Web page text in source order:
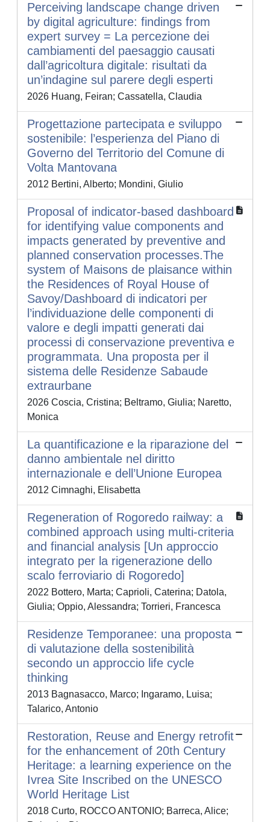
Perceiving landscape change driven
by digital agriculture: findings from
expert survey = La percezione dei
cambiamenti del paesaggio causati
dall’agricoltura digitale: risultati da
un’indagine sul parere degli esperti
2026 Huang, Feiran; Cassatella, Claudia
Progettazione partecipata e sviluppo
sostenibile: l’esperienza del Piano di
Governo del Territorio del Comune di
Volta Mantovana
2012 Bertini, Alberto; Mondini, Giulio
Proposal of indicator-based dashboard
for identifying value components and
impacts generated by preventive and
planned conservation processes.The
system of Maisons de plaisance within
the Residences of Royal House of
Savoy/Dashboard di indicatori per
l’individuazione delle componenti di
valore e degli impatti generati dai
processi di conservazione preventiva e
programmata. Una proposta per il
sistema delle Residenze Sabaude
extraurbane
2026 Coscia, Cristina; Beltramo, Giulia; Naretto,
Monica
La quantificazione e la riparazione del
danno ambientale nel diritto
internazionale e dell’Unione Europea
2012 Cimnaghi, Elisabetta
Regeneration of Rogoredo railway: a
combined approach using multi-criteria
and financial analysis [Un approccio
integrato per la rigenerazione dello
scalo ferroviario di Rogoredo]
2022 Bottero, Marta; Caprioli, Caterina; Datola,
Giulia; Oppio, Alessandra; Torrieri, Francesca
Residenze Temporanee: una proposta
di valutazione della sostenibilità
secondo un approccio life cycle
thinking
2013 Bagnasacco, Marco; Ingaramo, Luisa;
Talarico, Antonio
Restoration, Reuse and Energy retrofit
for the enhancement of 20th Century
Heritage: a learning experience on the
Ivrea Site Inscribed on the UNESCO
World Heritage List
2018 Curto, ROCCO ANTONIO; Barreca, Alice;